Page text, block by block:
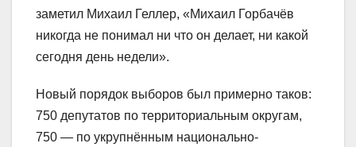
заметил Михаил Геллер, «Михаил Горбачёв
никогда не понимал ни что он делает, ни какой
сегодня день недели».
Новый порядок выборов был примерно таков:
750 депутатов по территориальным округам,
750 — по укрупнённым национально-